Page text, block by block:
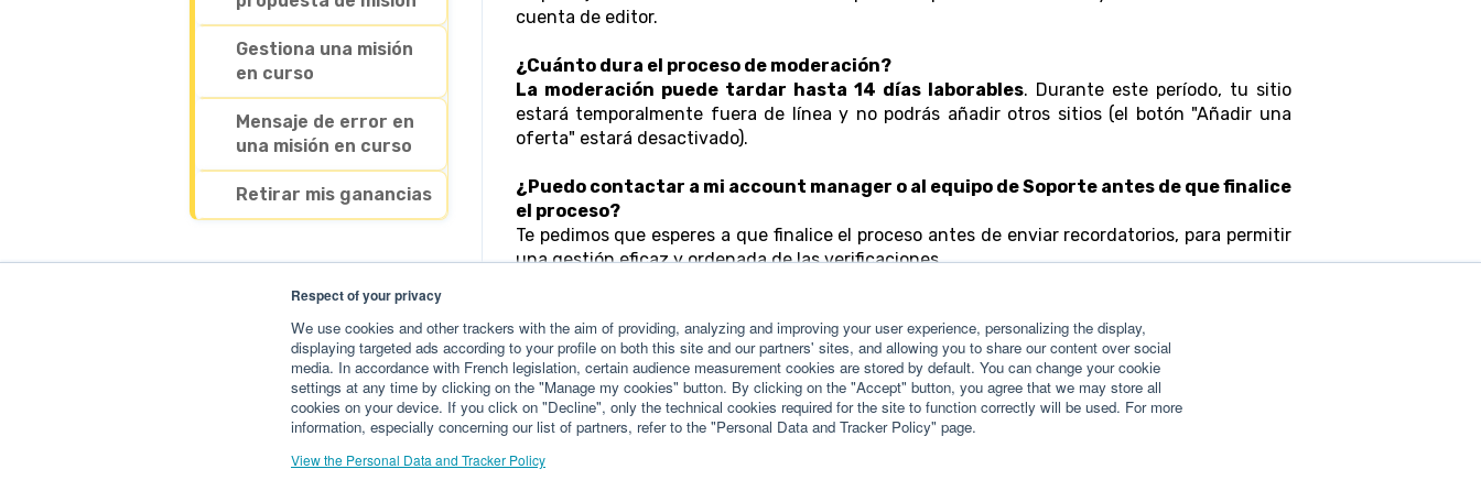
Respect of your privacy
We use cookies and other trackers with the aim of providing, analyzing and improving your user experience, personalizing the display,
displaying targeted ads according to your profile on both this site and our partners' sites, and allowing you to share our content over social
media. In accordance with French legislation, certain audience measurement cookies are stored by default. You can change your cookie
settings at any time by clicking on the "Manage my cookies" button. By clicking on the "Accept" button, you agree that we may store all
cookies on your device. If you click on "Decline", only the technical cookies required for the site to function correctly will be used. For more
information, especially concerning our list of partners, refer to the "Personal Data and Tracker Policy" page.
View the Personal Data and Tracker Policy
cuenta de editor.
¿Cuánto dura el proceso de moderación?
La moderación puede tardar hasta 14 días laborables. Durante este período, tu sitio
estará temporalmente fuera de línea y no podrás añadir otros sitios (el botón "Añadir una
oferta" estará desactivado).
¿Puedo contactar a mi account manager o al equipo de Soporte antes de que finalice
el proceso?
Te pedimos que esperes a que finalice el proceso antes de enviar recordatorios, para permitir
una gestión eficaz y ordenada de las verificaciones.
Pago y facturación
saliente
Gestiona una misión
en curso
Mensaje de error en
una misión en curso
Retirar mis ganancias